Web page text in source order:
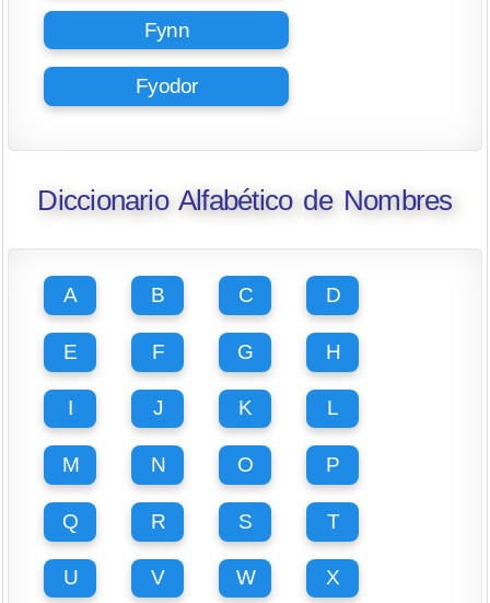
Fynn
Fyodor
Diccionario Alfabético de Nombres
A B C D
E F G H
I J K L
M N O P
Q R S T
U V W X